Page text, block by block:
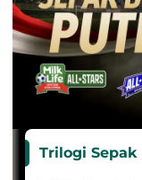
Trilogi